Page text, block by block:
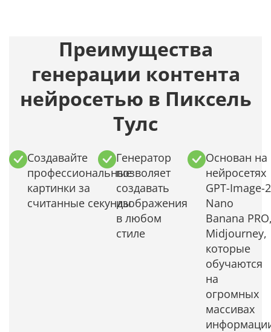
Преимущества
генерации контента
нейросетью в Пиксель
Тулс
Создавайте
профессиональные
картинки за
считанные секунды
Генератор
позволяет
создавать
изображения
в любом
стиле
Основан на
нейросетях
GPT-Image-
Nano
Banana
Midjourney,
которые
обучаются
на
огромных
массивах